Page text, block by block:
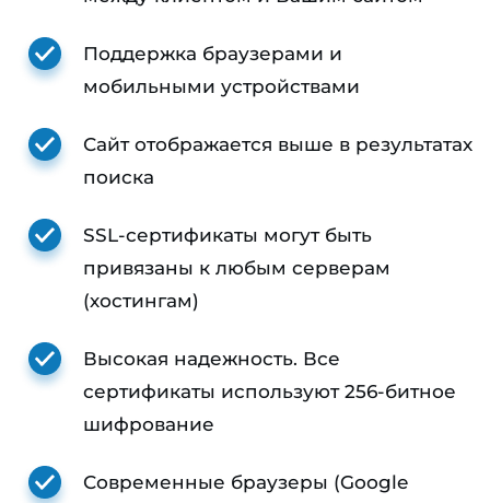
Поддержка браузерами и
мобильными устройствами
Сайт отображается выше в результатах
поиска
SSL-сертификаты могут быть
привязаны к любым серверам
(хостингам)
Высокая надежность. Все
сертификаты используют 256-битное
шифрование
Современные браузеры (Google